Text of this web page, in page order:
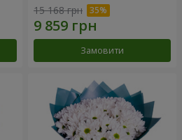
15 168 грн
Замовити